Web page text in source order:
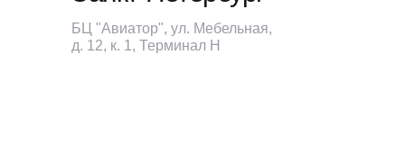
БЦ "Авиатор", ул. Мебельная,
д. 12, к. 1, Терминал H